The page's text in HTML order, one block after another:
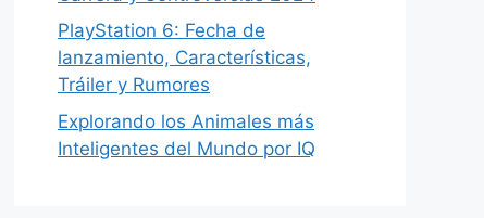
PlayStation 6: Fecha de
lanzamiento, Características,
Tráiler y Rumores
Explorando los Animales más
Inteligentes del Mundo por IQ